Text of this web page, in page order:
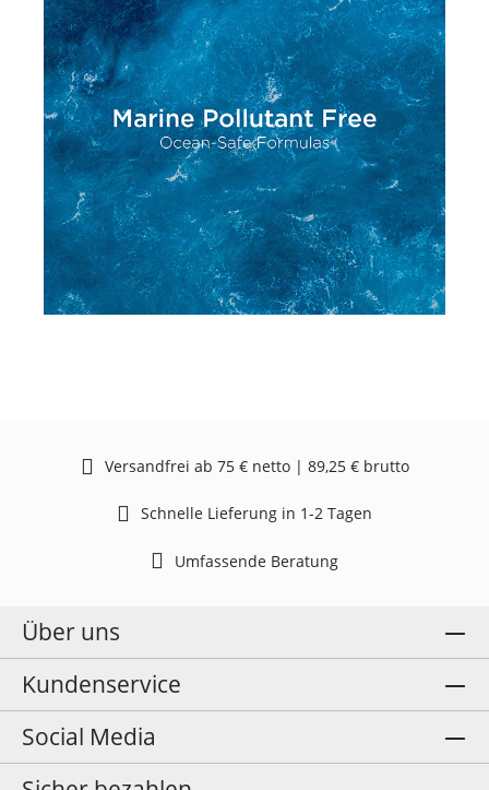
Versandfrei ab 75 € netto | 89,25 € brutto
Schnelle Lieferung in 1-2 Tagen
Umfassende Beratung
Über uns
Kundenservice
Social Media